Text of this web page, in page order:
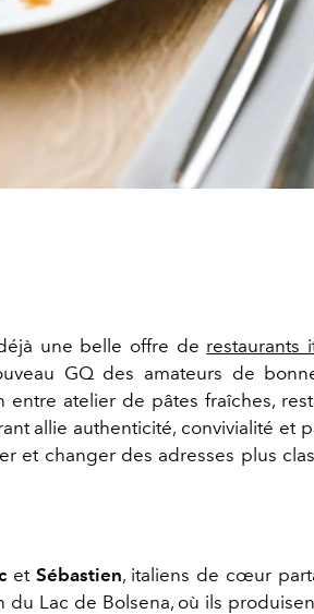
une belle offre de restaurants
GQ des amateurs de
atelier de pâtes fraîches,
allie authenticité, convivialité et
et changer des adresses plus
et Sébastien, italiens de cœur
Lac de Bolsena, où ils